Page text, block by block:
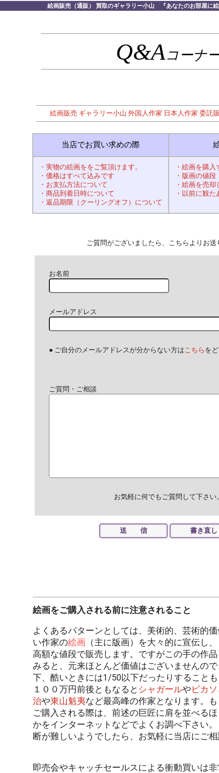
絵画販売（通販） 買取のギャラリー小山 『あなたのお部屋に
Q&Aコーナ
絵画販売 ギャラリー小山 外国人作家 日本人作家 委託
当店でお買い求めの際
・実物の絵画ををご覧頂けます。
・価格はすべて込みです
・お支払方法について
・商品到着日時について
・返品期限（クーリングオフ）について
・絵画を購
・版画の値
・絵画を売
・以前に観
ご質問がございましたら、こちらよりお送
お名前
メールアドレス
● ご自分のメールアドレスが分からない方はこちらを
ご質問・ご相談
お気軽に何でもご質問して下さい
絵画をご購入される前に注意されること
よくあるパターンとしては、美術的、芸術的
い作家の絵画 （主に版画）を大々的に宣伝し
高額な値段で販売します。ですがこの手の作
みると、元来ほとんど価値はございませんの
下、酷いときには1/50以下だったりすること
１００万円前後ともなると シャガールや ピカソ
治や東山魁夷など最高峰の作家となります。
ご購入される際は、前述の巨匠に肩を並べる
かをインターネットなどでよくお調べ下さい
断が難しいようでしたら、お気軽に当店にご
即売会やキャッチセールスによる衝動買いは